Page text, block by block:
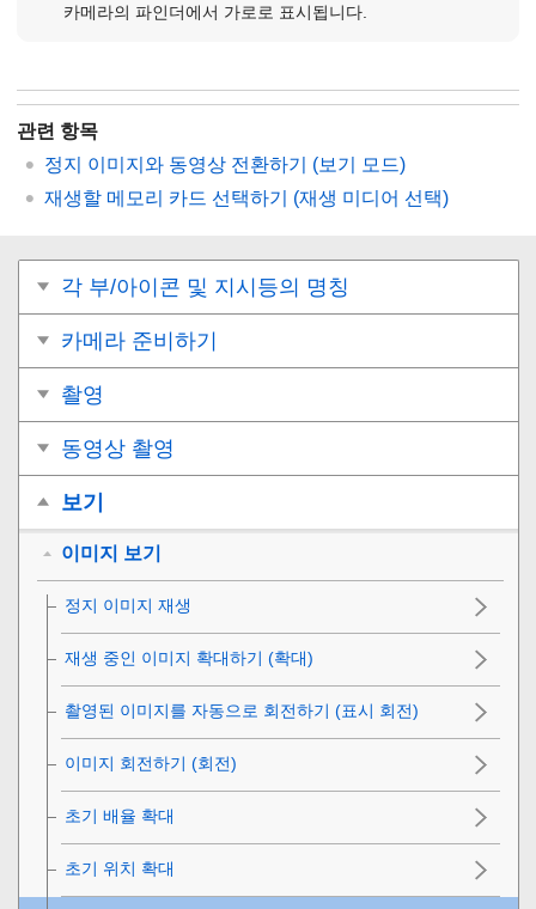
카메라의 파인더에서 가로로 표시됩니다.
관련 항목
정지 이미지와 동영상 전환하기 (보기 모드)
재생할 메모리 카드 선택하기 (재생 미디어 선택)
각 부/아이콘 및 지시등의 명칭
카메라 준비하기
촬영
동영상 촬영
보기
이미지 보기
정지 이미지 재생
재생 중인 이미지 확대하기 (확대)
촬영된 이미지를 자동으로 회전하기 (표시 회전)
이미지 회전하기 (회전)
초기 배율 확대
초기 위치 확대